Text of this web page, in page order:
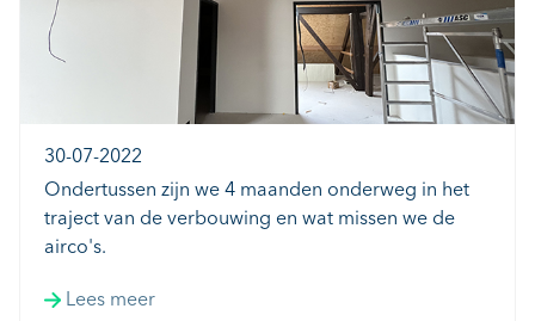
30-07-2022
Ondertussen zijn we 4 maanden onderweg in het
traject van de verbouwing en wat missen we de
airco's.
Lees meer